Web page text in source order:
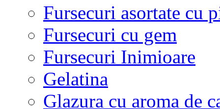
Fursecuri asortate cu
Fursecuri cu gem
Fursecuri Inimioare
Gelatina
Glazura cu aroma de